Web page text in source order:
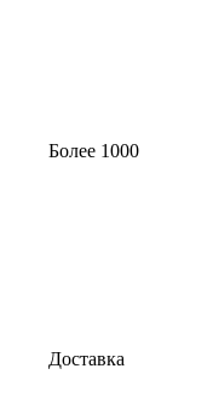
Более 1000
Доставка